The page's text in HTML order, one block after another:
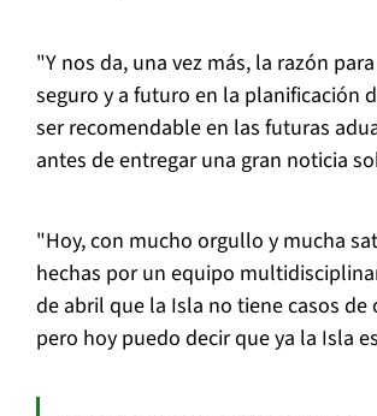
"Y nos da, una vez más, la razón
seguro y a futuro en la planificación
ser recomendable en las futuras
antes de entregar una gran noticia
"Hoy, con mucho orgullo y mucha
hechas por un equipo
de abril que la Isla no tiene casos
pero hoy puedo decir que ya la Isla